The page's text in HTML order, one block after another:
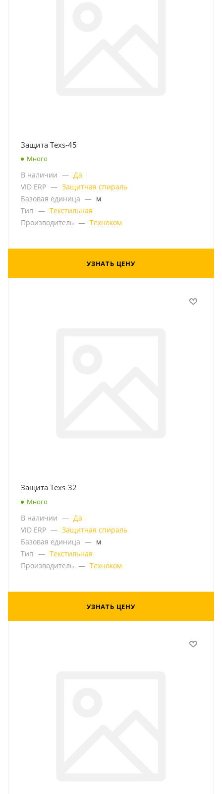
Защита Texs-45
Много
В наличии — Да
VID ERP — Защитная спираль
Базовая единица — м
Тип — Текстильная
Производитель — Техноком
УЗНАТЬ ЦЕНУ
Защита Texs-32
Много
В наличии — Да
VID ERP — Защитная спираль
Базовая единица — м
Тип — Текстильная
Производитель — Техноком
УЗНАТЬ ЦЕНУ